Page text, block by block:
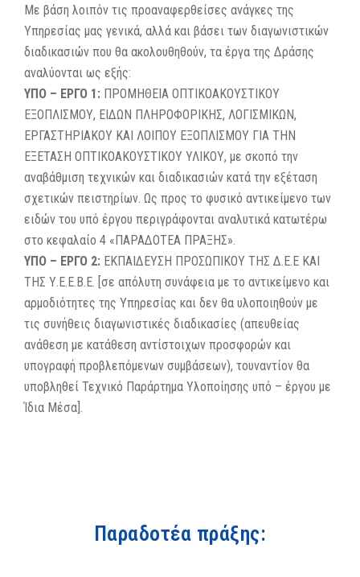
Με βάση λοιπόν τις προαναφερθείσες ανάγκες της
Υπηρεσίας μας γενικά, αλλά και βάσει των διαγωνιστικών
διαδικασιών που θα ακολουθηθούν, τα έργα της Δράσης
αναλύονται ως εξής:
ΥΠΟ – ΕΡΓΟ 1: ΠΡΟΜΗΘΕΙΑ ΟΠΤΙΚΟΑΚΟΥΣΤΙΚΟΥ
ΕΞΟΠΛΙΣΜΟΥ, ΕΙΔΩΝ ΠΛΗΡΟΦΟΡΙΚΗΣ, ΛΟΓΙΣΜΙΚΩΝ,
ΕΡΓΑΣΤΗΡΙΑΚΟΥ ΚΑΙ ΛΟΙΠΟΥ ΕΞΟΠΛΙΣΜΟΥ ΓΙΑ ΤΗΝ
ΕΞΕΤΑΣΗ ΟΠΤΙΚΟΑΚΟΥΣΤΙΚΟΥ ΥΛΙΚΟΥ, με σκοπό την
αναβάθμιση τεχνικών και διαδικασιών κατά την εξέταση
σχετικών πειστηρίων. Ως προς το φυσικό αντικείμενο των
ειδών του υπό έργου περιγράφονται αναλυτικά κατωτέρω
στο κεφαλαίο 4 «ΠΑΡΑΔΟΤΕΑ ΠΡΑΞΗΣ».
ΥΠΟ – ΕΡΓΟ 2: ΕΚΠΑΙΔΕΥΣΗ ΠΡΟΣΩΠΙΚΟΥ ΤΗΣ Δ.Ε.Ε ΚΑΙ
ΤΗΣ Υ.Ε.Ε.Β.Ε. [σε απόλυτη συνάφεια με το αντικείμενο και
αρμοδιότητες της Υπηρεσίας και δεν θα υλοποιηθούν με
τις συνήθεις διαγωνιστικές διαδικασίες (απευθείας
ανάθεση με κατάθεση αντίστοιχων προσφορών και
υπογραφή προβλεπόμενων συμβάσεων), τουναντίον θα
υποβληθεί Τεχνικό Παράρτημα Υλοποίησης υπό – έργου με
Ίδια Μέσα].
Παραδοτέα πράξης: